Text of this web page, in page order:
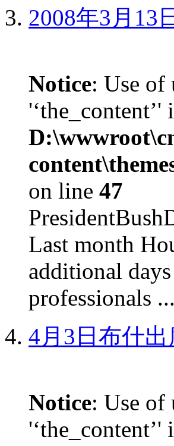
2008年3月13
Notice: Use of
'‘the_content’'
on line 47
Last month
additional
professionals ...
4月3日布什
Notice: Use of
'‘the_content’'